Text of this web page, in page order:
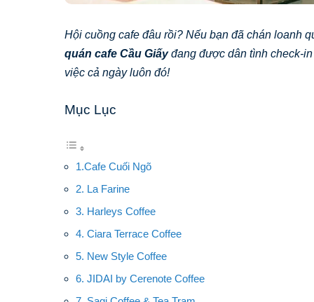
Hội cuồng cafe đâu rồi? Nếu bạn đã chán loanh
quán cafe Cầu Giấyđang được dân tình check-
việc cả ngày luôn đó!
Mục Lục
1.Cafe Cuối Ngõ
2. La Farine
3. Harleys Coffee
4. Ciara Terrace Coffee
5. New Style Coffee
6. JIDAI by Cerenote Coffee